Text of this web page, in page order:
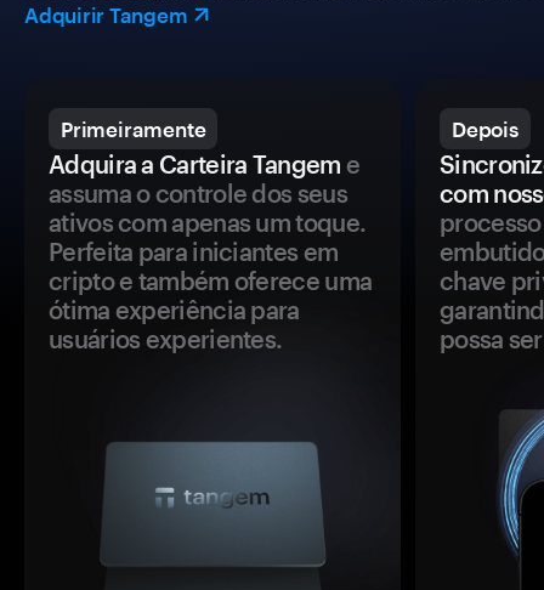
Adquirir Tangem
Primeiramente
Adquira a Carteira Tangem e
assuma o controle dos seus
ativos com apenas um toque.
Perfeita para iniciantes em
cripto e também oferece uma
ótima experiência para
usuários experientes.
Depois
com
chave
possa